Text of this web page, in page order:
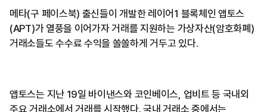
메타(구 페이스북) 출신들이 개발한 레이어1 블록체인 앱토스
(APT)가 열풍을 이어가자 거래를 지원하는 가상자산(암호화폐)
거래소들도 수수료 수익을 쏠쏠하게 거두고 있다.
앱토스는 지난 19일 바이낸스와 코인베이스, 업비트 등 국내외
주요 거래소에서 거래를 시작했다. 국내 거래소 중에서는